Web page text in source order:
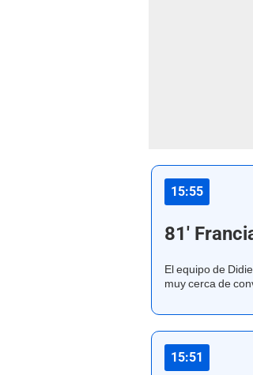
15:55
81'
El equipo de
muy cerca de
15:51